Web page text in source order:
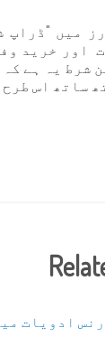
میں
اور خرید
شرط یہ ہے
ساتھ اس
ادویات